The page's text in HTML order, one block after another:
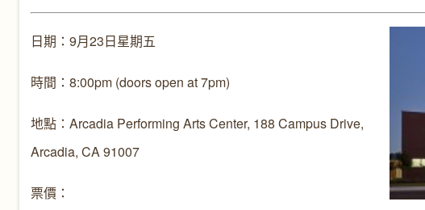
日期：9月23日星期五
時間：8:00pm (doors open at 7pm)
地點：Arcadia Performing Arts Center, 188 Campus Drive,
Arcadia, CA 91007
票價：